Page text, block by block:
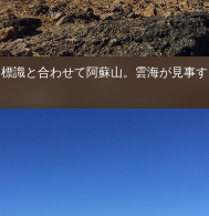
標識と合わせて阿蘇山。雲海が見事す